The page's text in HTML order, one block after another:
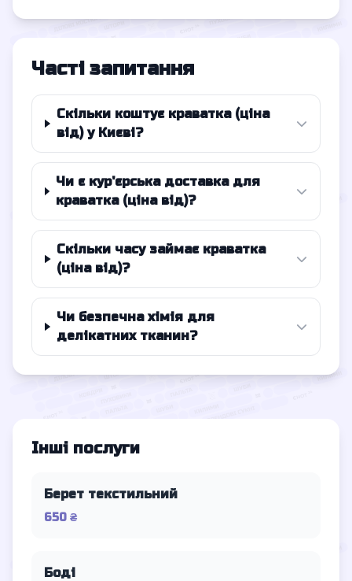
Часті запитання
Скільки коштує краватка (ціна
від) у Києві?
Чи є кур'єрська доставка для
краватка (ціна від)?
Скільки часу займає краватка
(ціна від)?
Чи безпечна хімія для
делікатних тканин?
Інші послуги
Берет текстильний
650 ₴
Боді